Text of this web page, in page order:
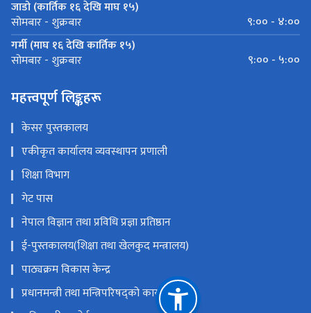
जाडो (कार्तिक १६ देखि माघ १५)
सोमबार - शुक्रबार
९:०० - ४:००
गर्मी (माघ १६ देखि कार्तिक १५)
सोमबार - शुक्रबार ९:०० - ५:००
महत्त्वपूर्ण लिङ्कहरू
केसर पुस्तकालय
एकीकृत कार्यालय व्यवस्थापन प्रणाली
शिक्षा विभाग
गेट पास
नेपाल विज्ञान तथा प्रविधि प्रज्ञा प्रतिष्ठान
ई-पुस्तकालय(शिक्षा तथा खेलकुद मन्त्रालय)
पाठ्यक्रम विकास केन्द्र
प्रधानमन्त्री तथा मन्त्रिपरिषद्को कार्यालय